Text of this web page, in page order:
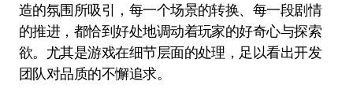
造的氛围所吸引，每一个场景的转换、每一段剧情
的推进，都恰到好处地调动着玩家的好奇心与探索
欲。尤其是游戏在细节层面的处理，足以看出开发
团队对品质的不懈追求。